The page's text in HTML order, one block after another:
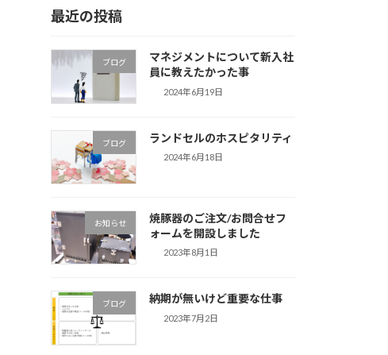
最近の投稿
ブログ
マネジメントについて新入社
員に教えたかった事
2024年6月19日
ブログ ランドセルのホスピタリティ
2024年6月18日
お知らせ
焼豚器のご注文/お問合せフ
ォームを開設しました
2023年8月1日
ブログ 納期が無いけど重要な仕事
2023年7月2日